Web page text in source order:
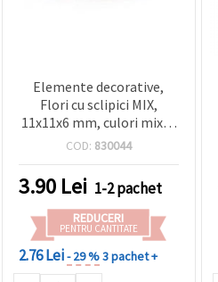
Elemente decorative,
Flori cu sclipici MIX,
11x11x6 mm, culori mixte
- 5 bucăți
COD: 830044
3.90 Lei 1-2 pachet
REDUCERI
PENTRU CANTITATE
2.76 Lei- 29 %3 pachet +